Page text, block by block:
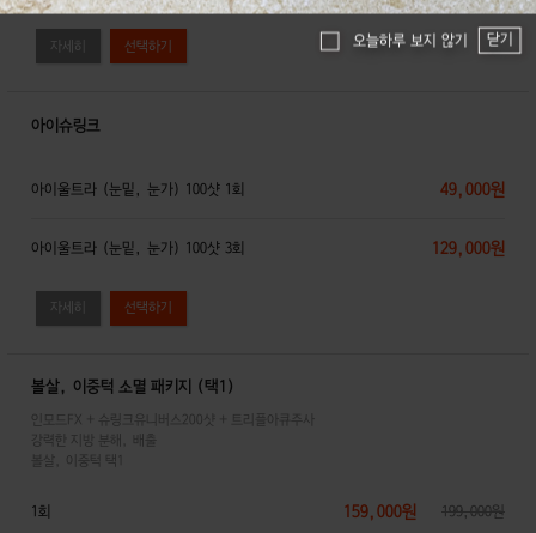
오늘하루 보지 않기 닫기
자세히
아이슈링크
자세히
아이울트라 (눈밑, 눈가) 100샷 1회 49,000원
아이울트라 (눈밑, 눈가) 100샷 3회 129,000원
볼살, 이중턱 소멸 패키지 (택1)
인모드FX + 슈링크유니버스200샷 + 트리플아큐주사
강력한 지방 분해, 배출
볼살, 이중턱 택1
1회 159,000원 199,000원